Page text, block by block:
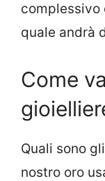
complessivo
quale andrà
Come
Quali sono
nostro oro